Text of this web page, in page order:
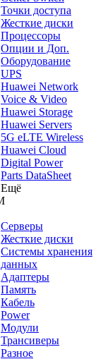
Точки доступа
Жесткие диски
Процессоры
Опции и Доп.
Оборудование
UPS
Huawei Network
Voice & Video
Huawei Storage
Huawei Servers
5G eLTE Wireless
Huawei Cloud
Digital Power
Parts DataSheet
Ещё
Серверы
Жесткие диски
Системы хранения
данных
Адаптеры
Память
Кабель
Power
Модули
Трансиверы
Разное